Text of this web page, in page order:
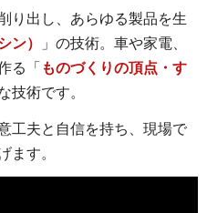
り出し、あらゆる製品を生
ン）
」の技術。車や家電、
る「 ものづくりの頂点・す
技術です。
工夫と自信を持ち、現場で
ます。